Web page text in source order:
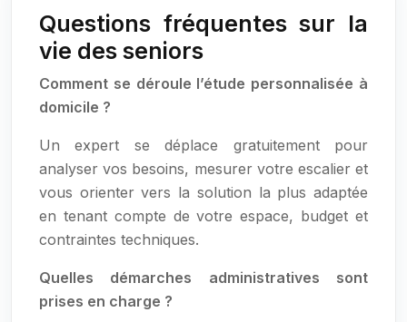
Questions fréquentes sur la
vie des seniors
Comment se déroule l’étude personnalisée à
domicile ?
Un expert se déplace gratuitement pour
analyser vos besoins, mesurer votre escalier et
vous orienter vers la solution la plus adaptée
en tenant compte de votre espace, budget et
contraintes techniques.
Quelles démarches administratives sont
prises en charge ?